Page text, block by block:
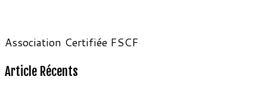
Association Certifiée FSCF
Article Récents